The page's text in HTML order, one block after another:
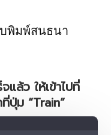
พิมพ์สนธนา
แล้ว ให้เข้าไปที่
ปุ่ม “Train”